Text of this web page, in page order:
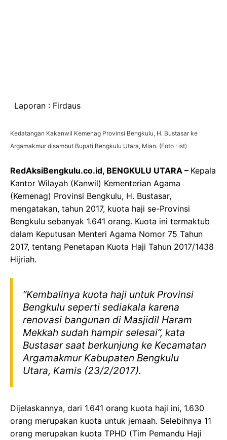
Laporan : Firdaus
Kedatangan Kakanwil Kemenag Provinsi Bengkulu, H. Bustasar ke
Argamakmur disambut Bupati Bengkulu Utara, Mian. (Foto : ist)
RedAksiBengkulu.co.id, BENGKULU UTARA – Kepala
Kantor Wilayah (Kanwil) Kementerian Agama
(Kemenag) Provinsi Bengkulu, H. Bustasar,
mengatakan, tahun 2017, kuota haji se-Provinsi
Bengkulu sebanyak 1.641 orang. Kuota ini termaktub
dalam Keputusan Menteri Agama Nomor 75 Tahun
2017, tentang Penetapan Kuota Haji Tahun 2017/1438
Hijriah.
“Kembalinya kuota haji untuk Provinsi
Bengkulu seperti sediakala karena
renovasi bangunan di Masjidil Haram
Mekkah sudah hampir selesai”, kata
Bustasar saat berkunjung ke Kecamatan
Argamakmur Kabupaten Bengkulu
Utara, Kamis (23/2/2017).
Dijelaskannya, dari 1.641 orang kuota haji ini, 1.630
orang merupakan kuota untuk jemaah. Selebihnya 11
orang merupakan kuota TPHD (Tim Pemandu Haji